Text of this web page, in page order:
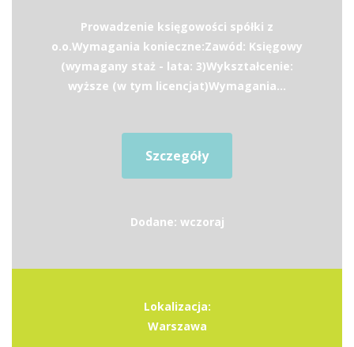
Prowadzenie księgowości spółki z
o.o.Wymagania konieczne:Zawód: Księgowy
(wymagany staż - lata: 3)Wykształcenie:
wyższe (w tym licencjat)Wymagania...
Szczegóły
Dodane: wczoraj
Lokalizacja:
Warszawa